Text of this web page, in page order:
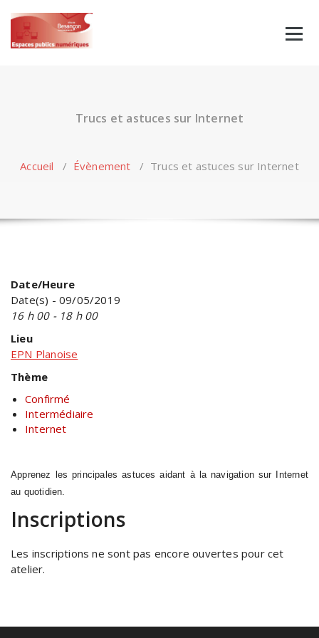
content
Trucs et astuces sur Internet
Accueil / Évènement / Trucs et astuces sur Internet
Date/Heure
Date(s) - 09/05/2019
16 h 00 - 18 h 00
Lieu
EPN Planoise
Thème
Confirmé
Intermédiaire
Internet
Apprenez les principales astuces aidant à la navigation sur Internet
au quotidien.
Inscriptions
Les inscriptions ne sont pas encore ouvertes pour cet
atelier.